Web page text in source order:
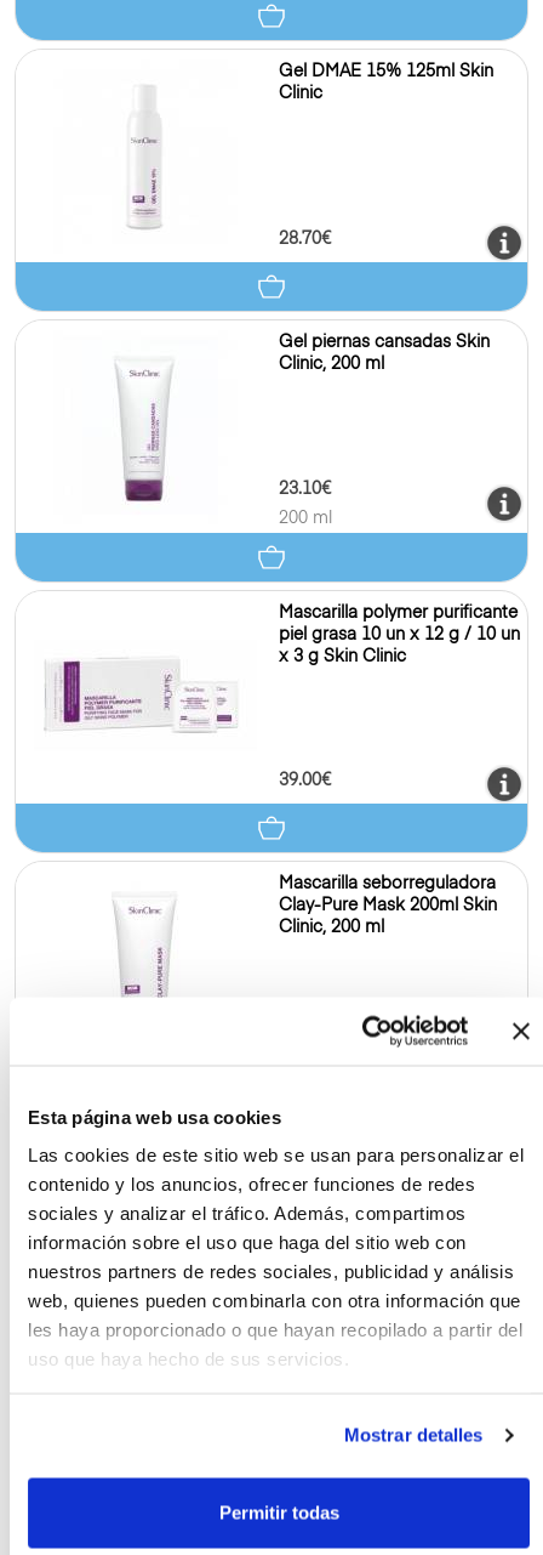
Esta página web usa cookies
Las cookies de este sitio web se usan para personalizar el
contenido y los anuncios, ofrecer funciones de redes
sociales y analizar el tráfico. Además, compartimos
información sobre el uso que haga del sitio web con
nuestros partners de redes sociales, publicidad y análisis
web, quienes pueden combinarla con otra información que
les haya proporcionado o que hayan recopilado a partir del
uso que haya hecho de sus servicios.
Mostrar detalles
Permitir todas
Gel DMAE 15% 125ml Skin
Clinic
28.70€
Gel piernas cansadas Skin
Clinic, 200 ml
23.10€
200 ml
Mascarilla polymer purificante
piel grasa 10 un x 12 g / 10 un
x 3 g Skin Clinic
39.00€
Mascarilla seborreguladora
Clay-Pure Mask 200ml Skin
Clinic, 200 ml
Mesoprotech Light Water
Antiaging Veil SPF50, 50ml
38.45€
50 ml
Mesoprotech melan 130
pigment control crema con